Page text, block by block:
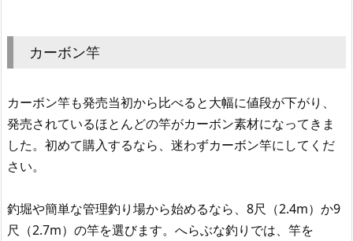
カーボン竿
カーボン竿も発売当初から比べると大幅に値段が下がり、
発売されているほとんどの竿がカーボン素材になってきま
した。初めて購入するなら、迷わずカーボン竿にしてくだ
さい。
釣堀や簡単な管理釣り場から始めるなら、8尺（2.4m）か9
尺（2.7m）の竿を選びます。へらぶな釣りでは、竿を